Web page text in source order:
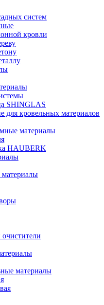
систем
кровли
SHINGLAS
для кровельных материалов
материалы
HAUBERK
материалы
материалы